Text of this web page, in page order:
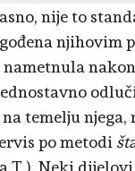
nije to
njihovim
nametnula
temelju njega,
po metodi
T.). Neki